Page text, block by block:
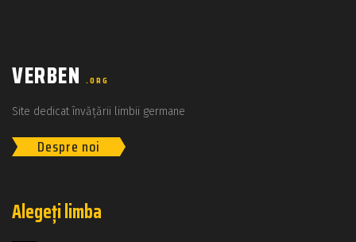
VERBEN .ORG
Site dedicat învățării limbii germane
Despre noi
Alegeți limba